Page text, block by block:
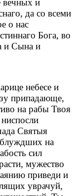
вечных и
да со всеми
о нас
Бога, во
и Сына и
небесе и
припадающе,
на рабы Твоя
Святыя
на
сил
мужество
приведи и
уврачуй,